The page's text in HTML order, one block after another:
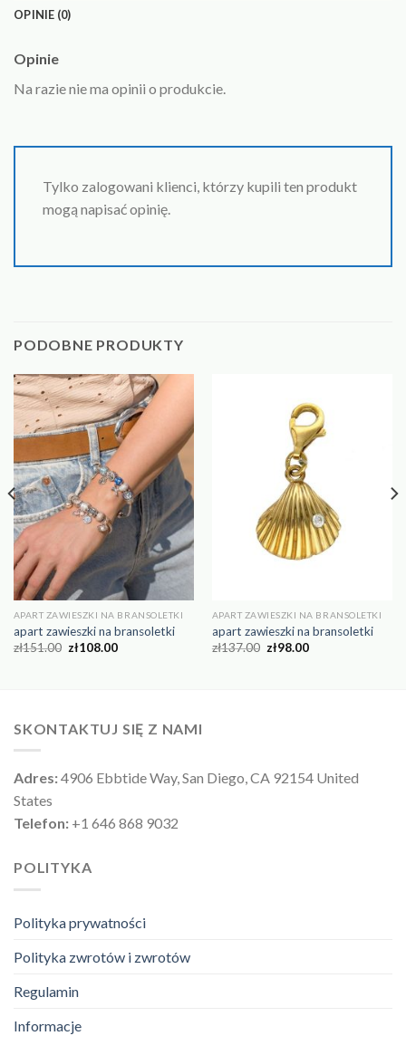
OPINIE (0)
Opinie
Na razie nie ma opinii o produkcie.
Tylko zalogowani klienci, którzy kupili ten produkt
mogą napisać opinię.
PODOBNE PRODUKTY
APART ZAWIESZKI NA BRANSOLETKI
apart zawieszki na bransoletki
zł151.00 zł108.00
APART ZAWIESZKI NA BRANSOLETKI
apart zawieszki na bransoletki
zł137.00 zł98.00
SKONTAKTUJ SIĘ Z NAMI
Adres:4906 Ebbtide Way, San Diego, CA 92154 United
States
Telefon: +1 646 868 9032
POLITYKA
Polityka prywatności
Polityka zwrotów i zwrotów
Regulamin
Informacje